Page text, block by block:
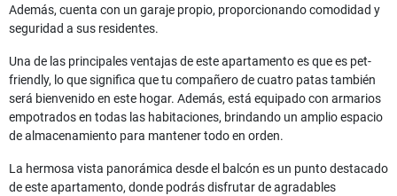
Además, cuenta con un garaje propio, proporcionando comodidad y
seguridad a sus residentes.
Una de las principales ventajas de este apartamento es que es pet-
friendly, lo que significa que tu compañero de cuatro patas también
será bienvenido en este hogar. Además, está equipado con armarios
empotrados en todas las habitaciones, brindando un amplio espacio
de almacenamiento para mantener todo en orden.
La hermosa vista panorámica desde el balcón es un punto destacado
de este apartamento, donde podrás disfrutar de agradables